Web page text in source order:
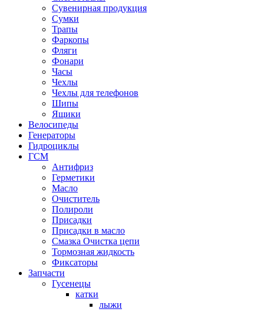
Сувенирная продукция
Сумки
Трапы
Фаркопы
Фляги
Фонари
Часы
Чехлы
Чехлы для телефонов
Шипы
Ящики
Велосипеды
Генераторы
Гидроциклы
ГСМ
Антифриз
Герметики
Масло
Очиститель
Полироли
Присадки
Присадки в масло
Смазка Очистка цепи
Тормозная жидкость
Фиксаторы
Запчасти
Гусенецы
катки
лыжи